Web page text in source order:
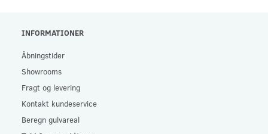
INFORMATIONER
Åbningstider
Showrooms
Fragt og levering
Kontakt kundeservice
Beregn gulvareal